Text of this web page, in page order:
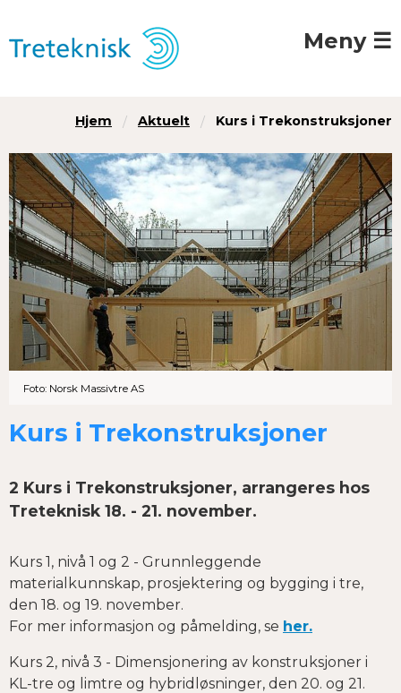
Meny ☰
Hjem Aktuelt Kurs i Trekonstruksjoner
Foto: Norsk Massivtre AS
Kurs i Trekonstruksjoner
2 Kurs i Trekonstruksjoner, arrangeres hos
Treteknisk 18. - 21. november.
Kurs 1, nivå 1 og 2 - Grunnleggende
materialkunnskap, prosjektering og bygging i tre,
den 18. og 19. november.
For mer informasjon og påmelding, se her.
Kurs 2, nivå 3 - Dimensjonering av konstruksjoner i
KL-tre og limtre og hybridløsninger, den 20. og 21.